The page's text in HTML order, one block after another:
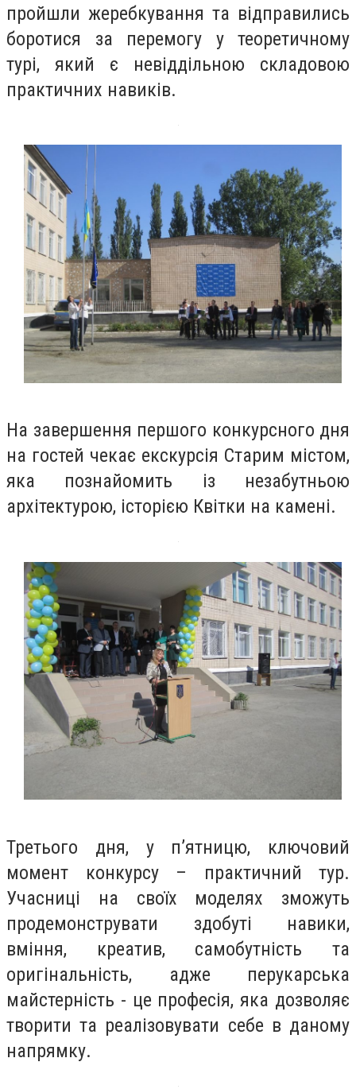
пройшли жеребкування та відправились
боротися за перемогу у теоретичному
турі, який є невіддільною складовою
практичних навиків.
На завершення першого конкурсного дня
на гостей чекає екскурсія Старим містом,
яка познайомить із незабутньою
архітектурою, історією Квітки на камені.
Третього дня, у п’ятницю, ключовий
момент конкурсу – практичний тур.
Учасниці на своїх моделях зможуть
продемонструвати здобуті навики,
вміння, креатив, самобутність та
оригінальність, адже перукарська
майстерність - це професія, яка дозволяє
творити та реалізовувати себе в даному
напрямку.